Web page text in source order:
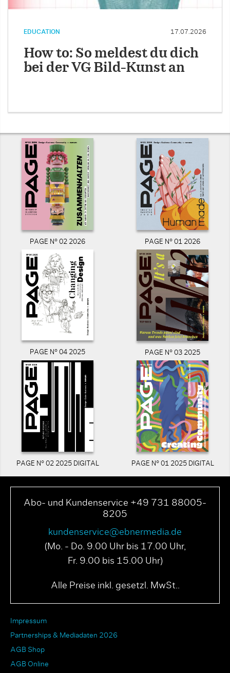
EDUCATION 17.07.2026
How to: So meldest du dich
bei der VG Bild-Kunst an
PAGE N° 02 2026 PAGE N° 01 2026
PAGE N° 04 2025 PAGE N° 03 2025
PAGE N° 02 2025 DIGITAL PAGE N° 01 2025 DIGITAL
Abo- und Kundenservice +49 731 88005-
8205
kundenservice@ebnermedia.de
(Mo. - Do. 9.00 Uhr bis 17.00 Uhr,
Fr. 9.00 bis 15.00 Uhr)
Alle Preise inkl. gesetzl. MwSt..
Impressum
Partnerships & Mediadaten 2026
AGB Shop
AGB Online